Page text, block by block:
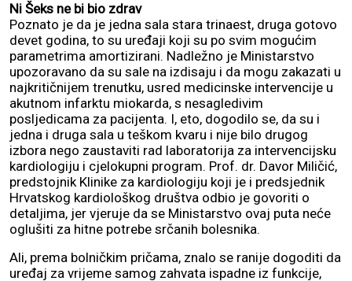
Ni Šeks ne bi bio zdrav
Poznato je da je jedna sala stara trinaest, druga gotovo
devet godina, to su uređaji koji su po svim mogućim
parametrima amortizirani. Nadležno je Ministarstvo
upozoravano da su sale na izdisaju i da mogu zakazati u
najkritičnijem trenutku, usred medicinske intervencije u
akutnom infarktu miokarda, s nesagledivim
posljedicama za pacijenta. I, eto, dogodilo se, da su i
jedna i druga sala u teškom kvaru i nije bilo drugog
izbora nego zaustaviti rad laboratorija za intervencijsku
kardiologiju i cjelokupni program. Prof. dr. Davor Miličić,
predstojnik Klinike za kardiologiju koji je i predsjednik
Hrvatskog kardiološkog društva odbio je govoriti o
detaljima, jer vjeruje da se Ministarstvo ovaj puta neće
oglušiti za hitne potrebe srčanih bolesnika.
Ali, prema bolničkim pričama, znalo se ranije dogoditi da
uređaj za vrijeme samog zahvata ispadne iz funkcije,